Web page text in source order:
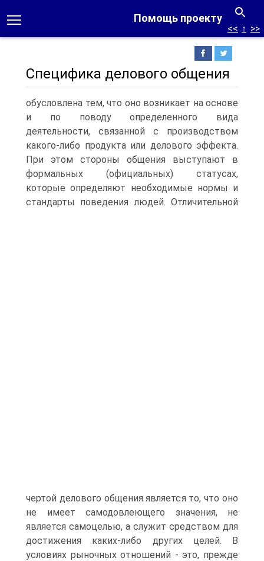
Помощь проекту
<< ↑ >>
Специфика делового общения
обусловлена тем, что оно возникает на основе
и по поводу определенного вида
деятельности, связанной с производством
какого-либо продукта или делового эффекта.
При этом стороны общения выступают в
формальных (официальных) статусах,
которые определяют необходимые нормы и
стандарты поведения людей. Отличительной
чертой делового общения является то, что оно
не имеет самодовлеющего значения, не
является самоцелью, а служит средством для
достижения каких-либо других целей. В
условиях рыночных отношений - это, прежде